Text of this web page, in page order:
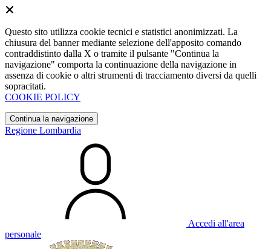
Questo sito utilizza cookie tecnici e statistici anonimizzati. La
chiusura del banner mediante selezione dell'apposito comando
contraddistinto dalla X o tramite il pulsante "Continua la
navigazione" comporta la continuazione della navigazione in
assenza di cookie o altri strumenti di tracciamento diversi da quelli
sopracitati.
COOKIE POLICY
Continua la navigazione
Regione Lombardia
Accedi all'area
personale